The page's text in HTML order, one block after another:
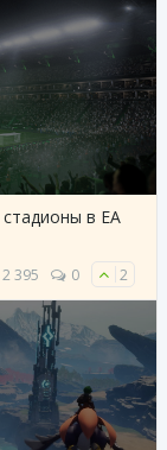
в EA
2 395 0 2